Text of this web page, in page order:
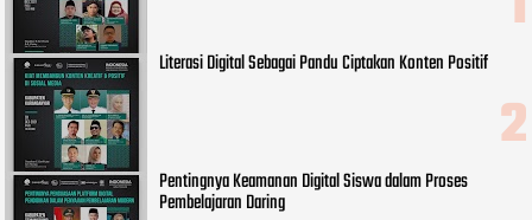
Literasi Digital Sebagai Pandu Ciptakan Konten Positif
Pentingnya Keamanan Digital Siswa dalam Proses
Pembelajaran Daring